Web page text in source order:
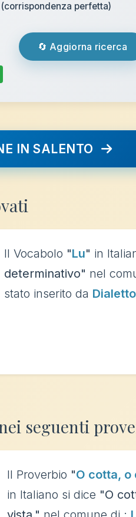
(corrispondenza perfetta)
🔄 Aggiorna ricerca
IN SALENTO
Il Vocabolo "Lu" in
determinativo" nel
stato inserito da Dialetto
seguenti
Il Proverbio "O cotta, o
in Italiano si dice "O